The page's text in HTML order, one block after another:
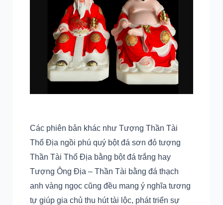
Các phiên bản khác như Tượng Thần Tài
Thổ Địa ngồi phú quý bột đá sơn đỏ tượng
Thần Tài Thổ Địa bằng bột đá trắng hay
Tượng Ông Địa – Thần Tài bằng đá thạch
anh vàng ngọc cũng đều mang ý nghĩa tương
tự giúp gia chủ thu hút tài lộc, phát triển sự